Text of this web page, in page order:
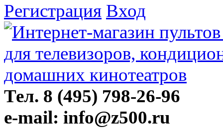
Регистрация Вход
Тел. 8 (495) 798-26-96
e-mail: info@z500.ru